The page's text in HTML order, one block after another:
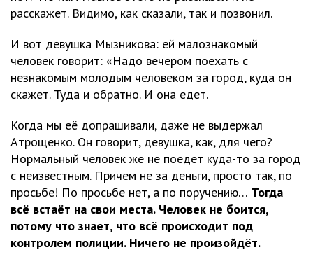
расскажет. Видимо, как сказали, так и позвонил.
И вот девушка Мызникова: ей малознакомый
человек говорит: «Надо вечером поехать с
незнакомым молодым человеком за город, куда он
скажет. Туда и обратно. И она едет.
Когда мы её допрашивали, даже не выдержал
Атрощенко. Он говорит, девушка, как, для чего?
Нормальный человек же не поедет куда-то за город
с неизвестным. Причем не за деньги, просто так, по
просьбе! По просьбе нет, а по поручению… Тогда
всё встаёт на свои места. Человек не боится,
потому что знает, что всё происходит под
контролем полиции. Ничего не произойдёт.